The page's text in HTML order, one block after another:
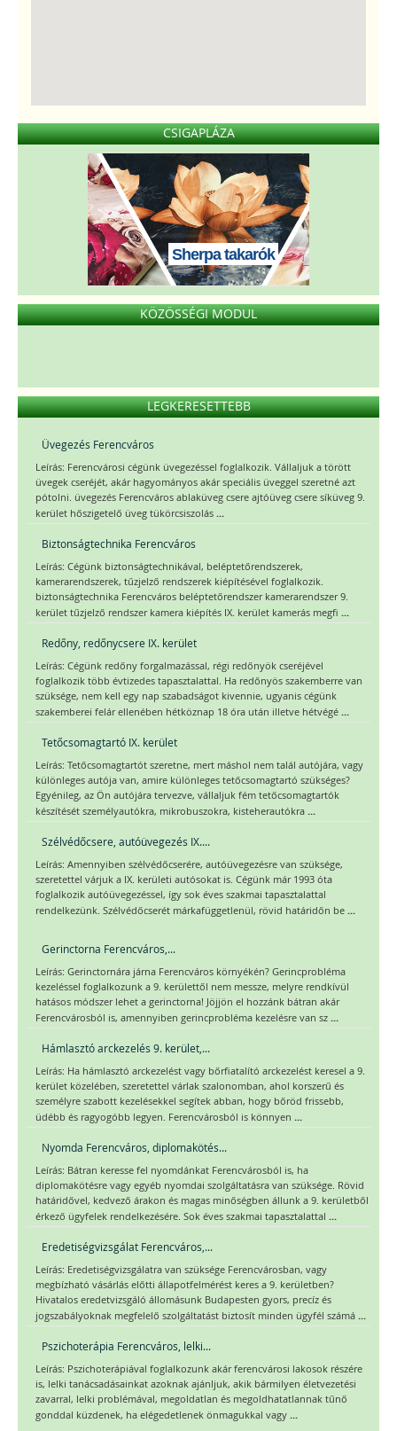
CSIGAPLÁZA
Sherpa takarók
KÖZÖSSÉGI MODUL
LEGKERESETTEBB
Üvegezés Ferencváros
Leírás: Ferencvárosi cégünk üvegezéssel foglalkozik. Vállaljuk a törött
üvegek cseréjét, akár hagyományos akár speciális üveggel szeretné azt
pótolni. üvegezés Ferencváros ablaküveg csere ajtóüveg csere síküveg 9.
kerület hőszigetelő üveg tükörcsiszolás ...
Biztonságtechnika Ferencváros
Leírás: Cégünk biztonságtechnikával, beléptetőrendszerek,
kamerarendszerek, tűzjelző rendszerek kiépítésével foglalkozik.
biztonságtechnika Ferencváros beléptetőrendszer kamerarendszer 9.
kerület tűzjelző rendszer kamera kiépítés IX. kerület kamerás megfi ...
Redőny, redőnycsere IX. kerület
Leírás: Cégünk redőny forgalmazással, régi redőnyök cseréjével
foglalkozik több évtizedes tapasztalattal. Ha redőnyös szakemberre van
szüksége, nem kell egy nap szabadságot kivennie, ugyanis cégünk
szakemberei felár ellenében hétköznap 18 óra után illetve hétvégé ...
Tetőcsomagtartó IX. kerület
Leírás: Tetőcsomagtartót szeretne, mert máshol nem talál autójára, vagy
különleges autója van, amire különleges tetőcsomagtartó szükséges?
Egyénileg, az Ön autójára tervezve, vállaljuk fém tetőcsomagtartók
készítését személyautókra, mikrobuszokra, kisteherautókra ...
Szélvédőcsere, autóüvegezés IX....
Leírás: Amennyiben szélvédőcserére, autóüvegezésre van szüksége,
szeretettel várjuk a IX. kerületi autósokat is. Cégünk már 1993 óta
foglalkozik autóüvegezéssel, így sok éves szakmai tapasztalattal
rendelkezünk. Szélvédőcserét márkafüggetlenül, rövid határidőn be ...
Gerinctorna Ferencváros,...
Leírás: Gerinctornára járna Ferencváros környékén? Gerincprobléma
kezeléssel foglalkozunk a 9. kerülettől nem messze, melyre rendkívül
hatásos módszer lehet a gerinctorna! Jöjjön el hozzánk bátran akár
Ferencvárosból is, amennyiben gerincprobléma kezelésre van sz ...
Hámlasztó arckezelés 9. kerület,...
Leírás: Ha hámlasztó arckezelést vagy bőrfiatalító arckezelést keresel a 9.
kerület közelében, szeretettel várlak szalonomban, ahol korszerű és
személyre szabott kezelésekkel segítek abban, hogy bőröd frissebb,
üdébb és ragyogóbb legyen. Ferencvárosból is könnyen ...
Nyomda Ferencváros, diplomakötés...
Leírás: Bátran keresse fel nyomdánkat Ferencvárosból is, ha
diplomakötésre vagy egyéb nyomdai szolgáltatásra van szüksége. Rövid
határidővel, kedvező árakon és magas minőségben állunk a 9. kerületből
érkező ügyfelek rendelkezésére. Sok éves szakmai tapasztalattal ...
Eredetiségvizsgálat Ferencváros,...
Leírás: Eredetiségvizsgálatra van szüksége Ferencvárosban, vagy
megbízható vásárlás előtti állapotfelmérést keres a 9. kerületben?
Hivatalos eredetvizsgáló állomásunk Budapesten gyors, precíz és
jogszabályoknak megfelelő szolgáltatást biztosít minden ügyfél számá ...
Pszichoterápia Ferencváros, lelki...
Leírás: Pszichoterápiával foglalkozunk akár ferencvárosi lakosok részére
is, lelki tanácsadásainkat azoknak ajánljuk, akik bármilyen életvezetési
zavarral, lelki problémával, megoldatlan és megoldhatatlannak tűnő
gonddal küzdenek, ha elégedetlenek önmagukkal vagy ...